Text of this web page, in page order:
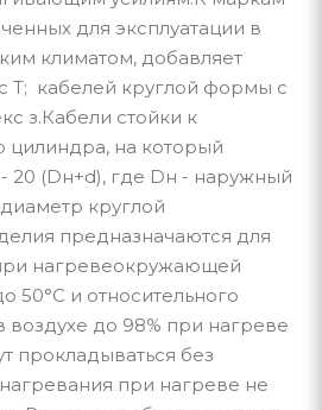
для эксплуатации в
климатом, добавляет
Т; кабелей круглой формы с
з.Кабели стойки к
на который
20 (Dн+d), где Dн - наружный
круглой
предназначаются для
нагревеокружающей
50°С и относительного
воздухе до 98% при нагреве
прокладываться без
при нагреве не